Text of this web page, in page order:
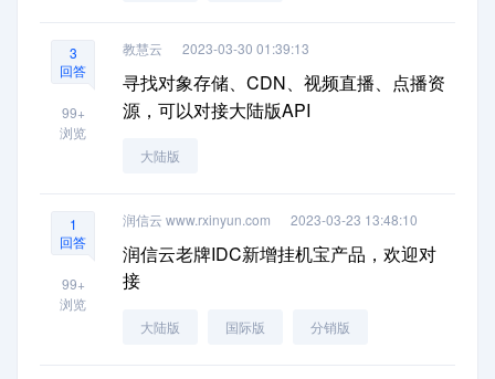
3
回答
99+
浏览
教慧云 2023-03-30 01:39:13
寻找对象存储、CDN、视频直播、点播资
源，可以对接大陆版API
大陆版
1
回答
99+
浏览
润信云 www.rxinyun.com 2023-03-23 13:48:10
润信云老牌IDC新增挂机宝产品，欢迎对
接
大陆版 国际版 分销版